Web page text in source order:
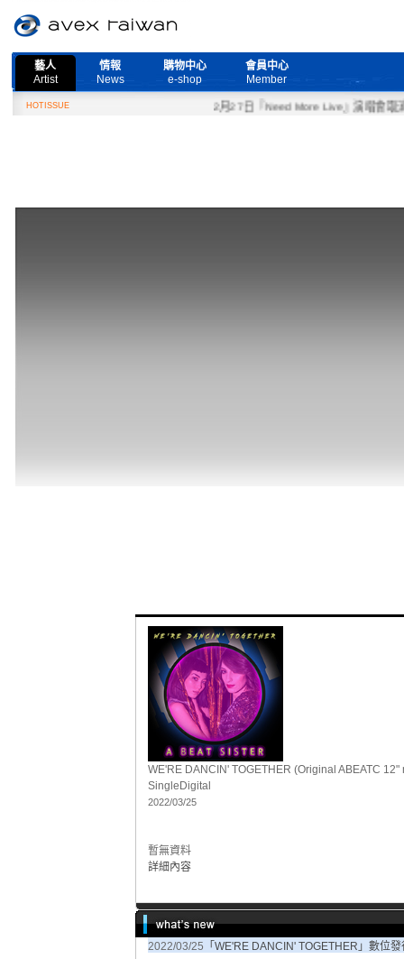
藝人
Artist
情報
News
購物中心
e-shop
會員中心
Member
HOTISSUE 2月27日『Need More Live』演唱會取消公
WE'RE DANCIN' TOGETHER (Original ABEATC 12"
Single Digital
2022/03/25
暫無資料
詳細內容
2022/03/25 「WE'RE DANCIN' TOGETHER」數位